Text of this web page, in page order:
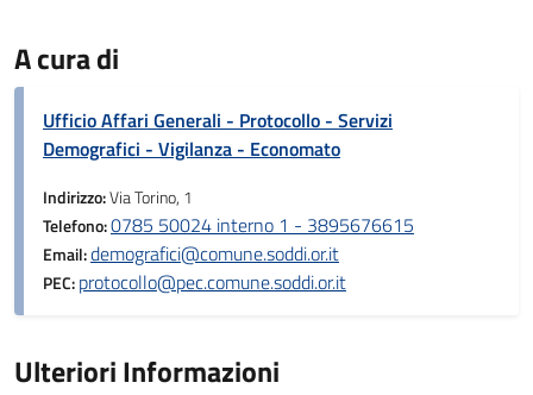
A cura di
Ufficio Affari Generali - Protocollo - Servizi
Demografici - Vigilanza - Economato
Indirizzo:Via Torino, 1
Telefono:0785 50024 interno 1 - 3895676615
Email:demografici@comune.soddi.or.it
PEC:protocollo@pec.comune.soddi.or.it
Ulteriori Informazioni